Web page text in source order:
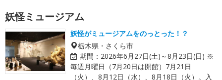
妖怪ミュージアム
妖怪がミュージアムをのっとった！？
栃木県・さくら市
期間： 2026年6月27日(土)～8月23日(日) ※
毎週月曜日（7月20日は開館）7月21日
（火）、8月12日（水）、8月18日（火）。入